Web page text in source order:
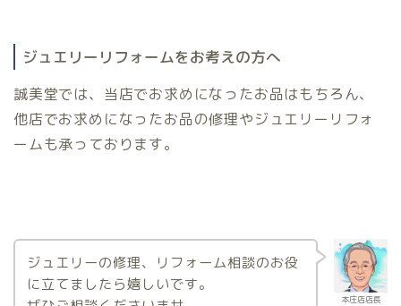
ジュエリーリフォームをお考えの方へ
誠美堂では、当店でお求めになったお品はもちろん、
他店でお求めになったお品の修理やジュエリーリフォ
ームも承っております。
本庄店店長
ジュエリーの修理、リフォーム相談のお役
に立てましたら嬉しいです。